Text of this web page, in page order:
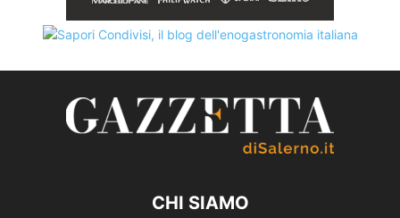
CHI SIAMO